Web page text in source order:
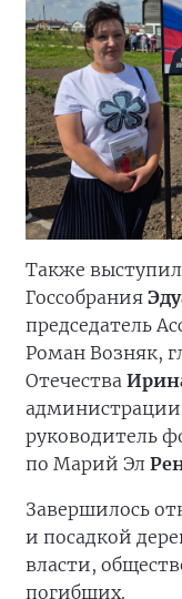
Также
Госсобрания
председатель
Роман Возняк,
Отечества
администрации
руководитель
по Марий Эл
Завершилось
и посадкой
власти,
погибших.